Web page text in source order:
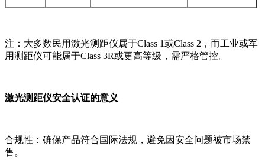
注：大多数民用激光测距仪属于Class 1或Class 2，而工业或军
用测距仪可能属于Class 3R或更高等级，需严格管控。
激光测距仪安全认证的意义
合规性：确保产品符合国际法规，避免因安全问题被市场禁
售。